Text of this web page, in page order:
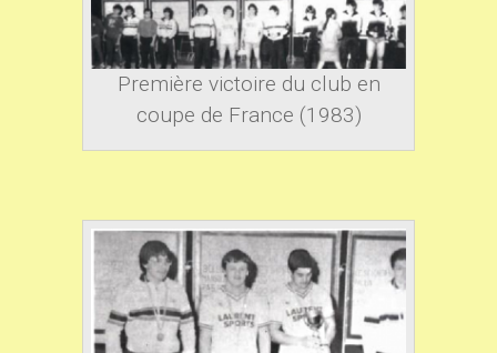
Première victoire du club en
coupe de France (1983)